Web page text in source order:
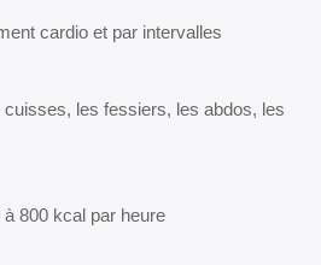
cardio et par intervalles
les fessiers, les abdos, les
800 kcal par heure